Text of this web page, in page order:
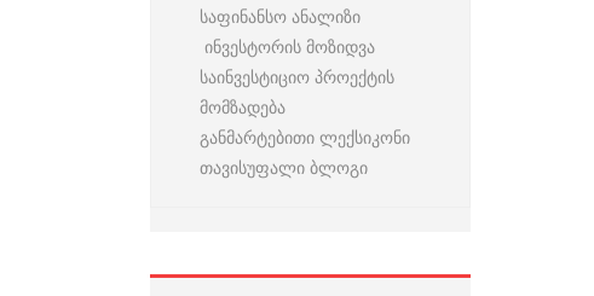
საფინანსო ანალიზი
ინვესტორის მოზიდვა
საინვესტიციო პროექტის
მომზადება
განმარტებითი ლექსიკონი
თავისუფალი ბლოგი